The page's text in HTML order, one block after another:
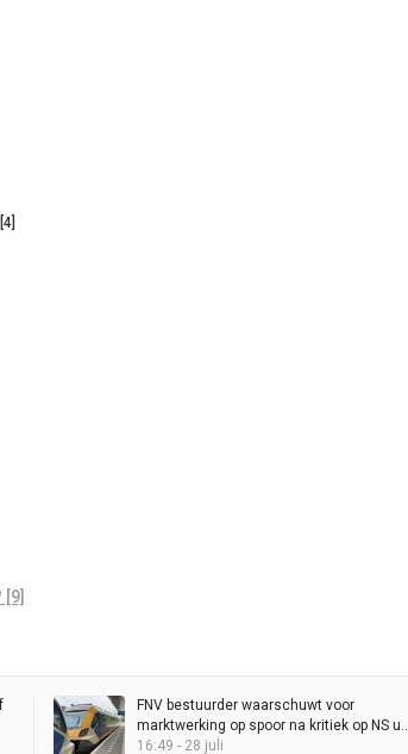
FNV bestuurder waarschuwt voor
marktwerking op spoor na kritiek op NS uit
Brussel
16:49 - 28 juli